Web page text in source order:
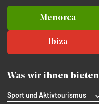
Menorca
Ibiza
Was wir ihnen bieten
Sport und Aktivtourismus